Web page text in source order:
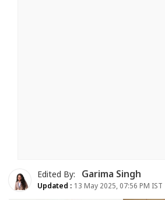
Edited By: Garima Singh
Updated : 13 May 2025, 07:56 PM IST